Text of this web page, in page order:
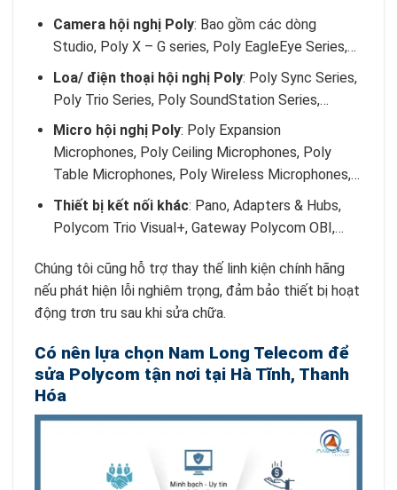
Camera hội nghị Poly: Bao gồm các dòng
Studio, Poly X – G series, Poly EagleEye Series,…
Loa/ điện thoại hội nghị Poly: Poly Sync Series,
Poly Trio Series, Poly SoundStation Series,…
Micro hội nghị Poly: Poly Expansion
Microphones, Poly Ceiling Microphones, Poly
Table Microphones, Poly Wireless Microphones,…
Thiết bị kết nối khác: Pano, Adapters & Hubs,
Polycom Trio Visual+, Gateway Polycom OBI,…
Chúng tôi cũng hỗ trợ thay thế linh kiện chính hãng
nếu phát hiện lỗi nghiêm trọng, đảm bảo thiết bị hoạt
động trơn tru sau khi sửa chữa.
Có nên lựa chọn Nam Long Telecom để
sửa Polycom tận nơi tại Hà Tĩnh, Thanh
Hóa